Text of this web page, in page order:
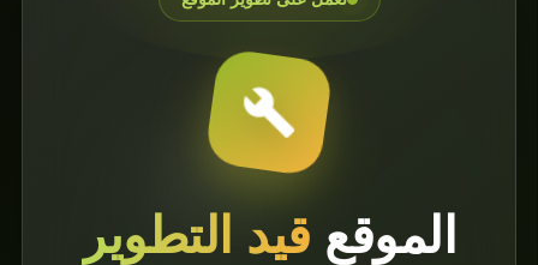
قيد التطوير